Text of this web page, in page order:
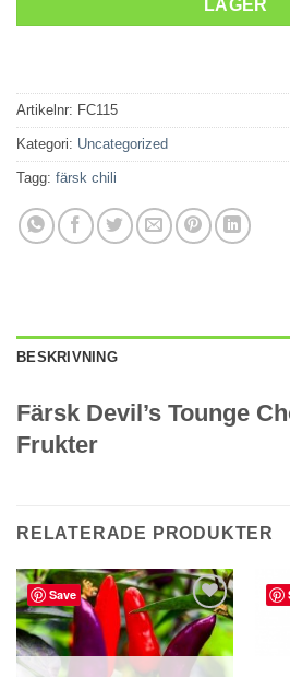
LAGER
Artikelnr: FC115
Kategori: Uncategorized
Tagg: färsk chili
BESKRIVNING
Färsk Devil’s Tounge
Frukter
RELATERADE PRODUKTER
Save
lägg till
favoriter